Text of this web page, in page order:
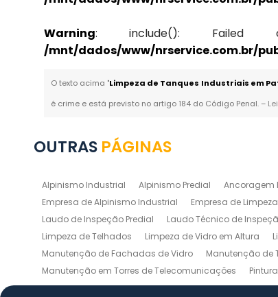
Warning: include(): Failed
/mnt/dados/www/nrservice.com.br/
O texto acima "Limpeza de Tanques Industriais em
é crime e está previsto no artigo 184 do Código Penal. –
OUTRAS PÁGINAS
Alpinismo Industrial Alpinismo Predial Ancoragem
Empresa de Alpinismo Industrial
Empresa de
Laudo de Inspeção Predial
Laudo Técnico de
Limpeza de Telhados
Limpeza de Vidro em Altura
Manutenção de Fachadas de Vidro
Manutenção de
Manutenção em Torres de Telecomunicações
Pintura Industrial de Silos
Pintura Predial Ponto de